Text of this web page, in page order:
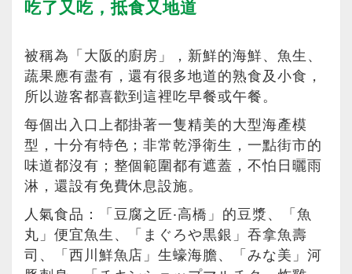
吃了又吃，抵食又地道
被稱為「大阪的廚房」，新鮮的海鮮、魚生、
蔬果應有盡有，還有很多地道的熟食及小食，
所以遊客都喜歡到這裡吃早餐或午餐。
每個出入口上都掛著一隻精美的大型海產模
型，十分有特色；非常乾淨衛生，一點街市的
味道都沒有；整個範圍都有遮蓋，不怕日曬雨
淋，還設有免費休息設施。
人氣食品：「豆腐之匠‧高橋」的豆漿、「魚
丸」便宜魚生、「まぐろや黒銀」吞拿魚壽
司、「西川鮮魚店」生蠔海膽、「みな美」河